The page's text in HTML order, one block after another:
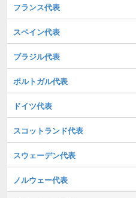
フランス代表
スペイン代表
ブラジル代表
ポルトガル代表
ドイツ代表
スコットランド代表
スウェーデン代表
ノルウェー代表